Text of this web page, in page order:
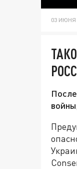
03 ИЮНЯ